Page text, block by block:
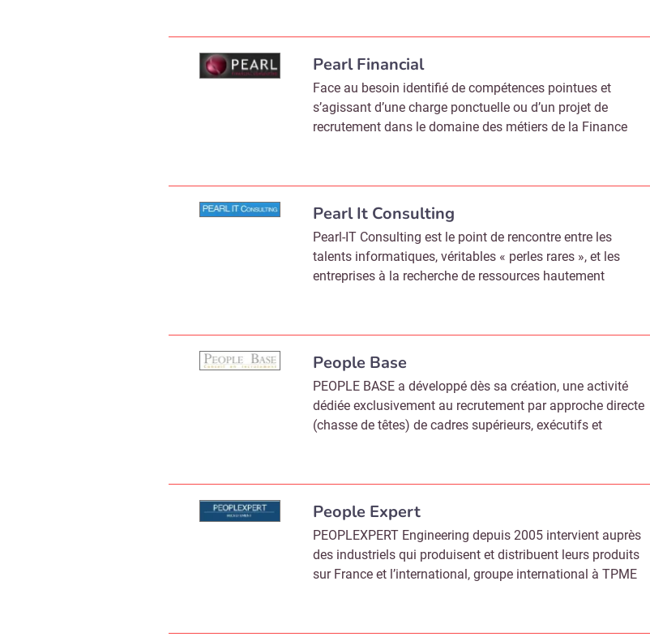
Pearl Financial
Face au besoin identifié de compétences pointues et
s’agissant d’une charge ponctuelle ou d’un projet de
recrutement dans le domaine des métiers de la Finance
Pearl It Consulting
Pearl-IT Consulting est le point de rencontre entre les
talents informatiques, véritables « perles rares », et les
entreprises à la recherche de ressources hautement
People Base
PEOPLE BASE a développé dès sa création, une activité
dédiée exclusivement au recrutement par approche directe
(chasse de têtes) de cadres supérieurs, exécutifs et
People Expert
PEOPLEXPERT Engineering depuis 2005 intervient auprès
des industriels qui produisent et distribuent leurs produits
sur France et l’international, groupe international à TPME